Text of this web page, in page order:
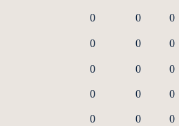
0 0 0
0 0 0
0 0 0
0 0 0
0 0 0